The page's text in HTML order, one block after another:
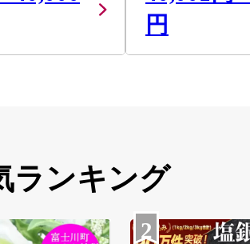
円
ランキング
2